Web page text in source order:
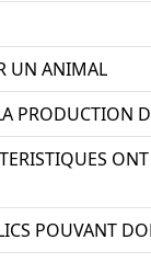
UN ANIMAL
PRODUCTION
POUVANT